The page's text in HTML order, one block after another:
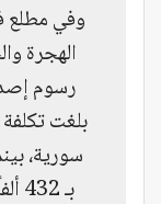
الهجرة
رسوم
سورية،